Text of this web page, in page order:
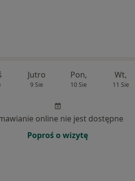
Jutro
9 Sie
Pon,
10 Sie
Wt,
11 Sie
online nie jest dostępne
Poproś o wizytę